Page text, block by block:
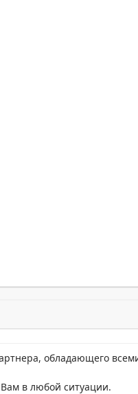
обладающего
в любой ситуации.